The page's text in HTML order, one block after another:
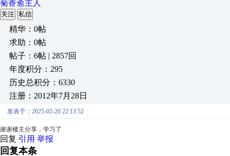
菊香斋主人
关注 私信
精华：0帖
求助：0帖
帖子：6帖 | 2857回
年度积分：295
历史总积分：6330
注册：2012年7月28日
发表于：2025-02-20 22:13:52
谢谢楼主分享，学习了
回复 引用 举报
回复本条